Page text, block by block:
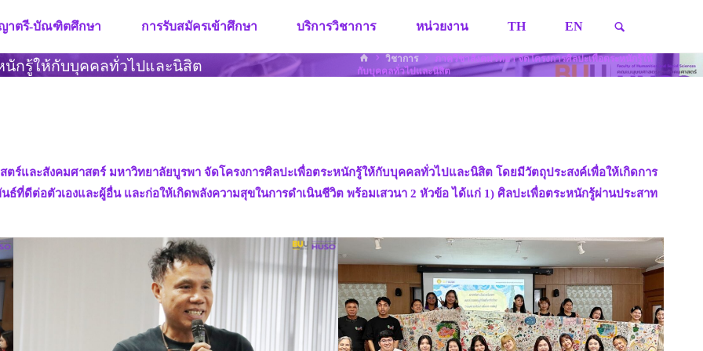
าตรี-บัณฑิตศึกษา การรับสมัครเข้าศึกษา บริการวิชาการ หน่วยงาน TH EN
นักรู้ให้กับบุคคลทั่วไปและนิสิต
HOMEวิชาการ
ภาควิชาสังคมวิทยา จัดโครงการศิลปะเพื่อตระหนักรู้ให้
กับบุคคลทั่วไปและนิสิต
ร์และสังคมศาสตร์ มหาวิทยาลัยบูรพา จัดโครงการศิลปะเพื่อตระหนักรู้ให้กับบุคคลทั่วไปและนิสิต โดยมีวัตถุประสงค์เพื่อให้เกิดการ
ธ์ที่ดีต่อตัวเองและผู้อื่น และก่อให้เกิดพลังความสุขในการดำเนินชีวิต พร้อมเสวนา 2 หัวข้อ ได้แก่ 1) ศิลปะเพื่อตระหนักรู้ผ่านประสาท